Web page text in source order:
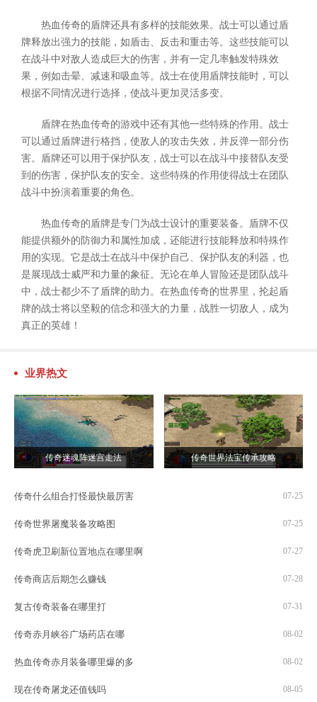
热血传奇的盾牌还具有多样的技能效果。战士可以通过盾
牌释放出强力的技能，如盾击、反击和重击等。这些技能可以
在战斗中对敌人造成巨大的伤害，并有一定几率触发特殊效
果，例如击晕、减速和吸血等。战士在使用盾牌技能时，可以
根据不同情况进行选择，使战斗更加灵活多变。
盾牌在热血传奇的游戏中还有其他一些特殊的作用。战士
可以通过盾牌进行格挡，使敌人的攻击失效，并反弹一部分伤
害。盾牌还可以用于保护队友，战士可以在战斗中接替队友受
到的伤害，保护队友的安全。这些特殊的作用使得战士在团队
战斗中扮演着重要的角色。
热血传奇的盾牌是专门为战士设计的重要装备。盾牌不仅
能提供额外的防御力和属性加成，还能进行技能释放和特殊作
用的实现。它是战士在战斗中保护自己、保护队友的利器，也
是展现战士威严和力量的象征。无论在单人冒险还是团队战斗
中，战士都少不了盾牌的助力。在热血传奇的世界里，抡起盾
牌的战士将以坚毅的信念和强大的力量，战胜一切敌人，成为
真正的英雄！
业界热文
传奇迷魂阵迷宫走法 传奇世界法宝传承攻略
传奇什么组合打怪最快最厉害 07-25
传奇世界屠魔装备攻略图 07-25
传奇虎卫刷新位置地点在哪里啊 07-27
传奇商店后期怎么赚钱 07-28
复古传奇装备在哪里打 07-31
传奇赤月峡谷广场药店在哪 08-02
热血传奇赤月装备哪里爆的多 08-02
现在传奇屠龙还值钱吗 08-05